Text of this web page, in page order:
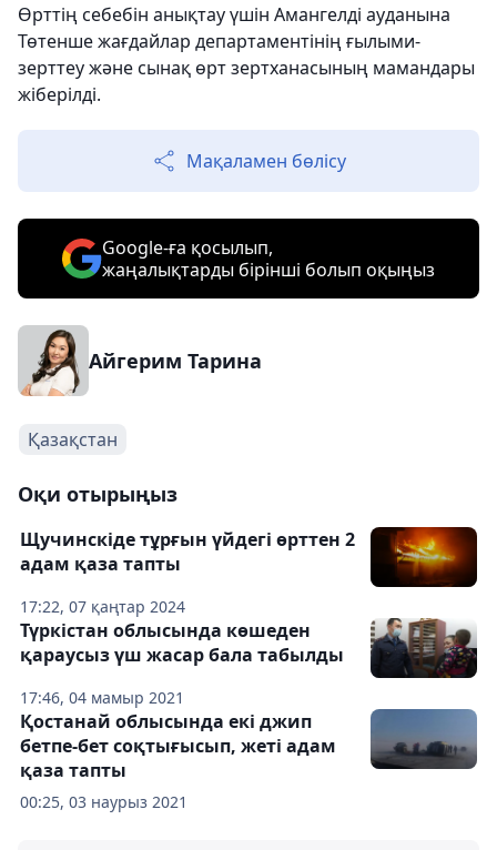
Өрттің себебін анықтау үшін Амангелді ауданына
Төтенше жағдайлар департаментінің ғылыми-
зерттеу және сынақ өрт зертханасының мамандары
жіберілді.
Мақаламен бөлісу
Google-ға қосылып,
жаңалықтарды бірінші болып оқыңыз
Айгерим Тарина
Қазақстан
Оқи отырыңыз
17:22, 07 қаңтар 2024
Щучинскіде тұрғын үйдегі өрттен 2
адам қаза тапты
17:46, 04 мамыр 2021
Түркістан облысында көшеден
қараусыз үш жасар бала табылды
00:25, 03 наурыз 2021
Қостанай облысында екі джип
бетпе-бет соқтығысып, жеті адам
қаза тапты